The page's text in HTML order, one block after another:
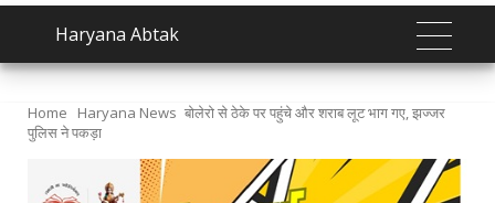
Haryana Abtak
Home Haryana News बोलेरो से ठेके पर पहुंचे और शराब लूट भाग गए, झज्जर
पुलिस ने पकड़ा